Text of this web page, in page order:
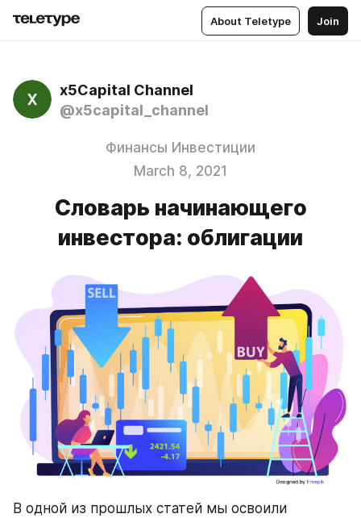
About Teletype Join
x5Capital Channel
@x5capital_channel
Финансы Инвестиции
March 8, 2021
Словарь начинающего
инвестора: облигации
В одной из прошлых статей мы освоили